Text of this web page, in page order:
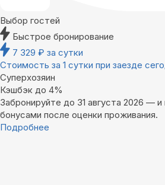
Выбор гостей
Быстрое бронирование
7 329 ₽ за сутки
Стоимость за 1 сутки при заезде
Суперхозяин
Кэшбэк до 4%
Забронируйте до 31 августа 2026 —
бонусами после оценки проживания.
Подробнее